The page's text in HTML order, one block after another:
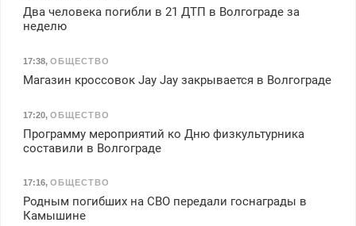
Два человека погибли в 21 ДТП в Волгограде за
неделю
17:38, ОБЩЕСТВО
Магазин кроссовок Jay Jay закрывается в Волгограде
17:20, ОБЩЕСТВО
Программу мероприятий ко Дню физкультурника
составили в Волгограде
17:16, ОБЩЕСТВО
Родным погибших на СВО передали госнаграды в
Камышине